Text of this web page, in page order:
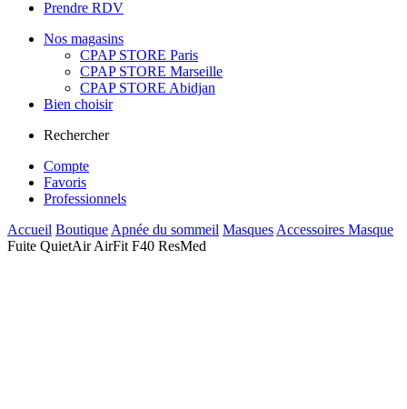
Prendre RDV
Nos magasins
CPAP STORE Paris
CPAP STORE Marseille
CPAP STORE Abidjan
Bien choisir
Rechercher
Compte
Favoris
Professionnels
Accueil BoutiqueApnée du sommeil MasquesAccessoires Masque
Fuite QuietAir AirFit F40 ResMed